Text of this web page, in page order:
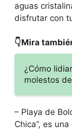
aguas
disfrutar con
👇Mira
¿Cómo
molestos
– Playa de
Chica”, es